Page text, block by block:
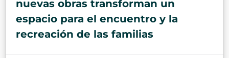
nuevas obras transforman un
espacio para el encuentro y la
recreación de las familias